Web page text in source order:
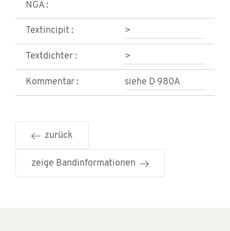
NGA :
Textincipit : >
Textdichter : >
Kommentar : siehe D 980A
zurück
zeige Bandinformationen